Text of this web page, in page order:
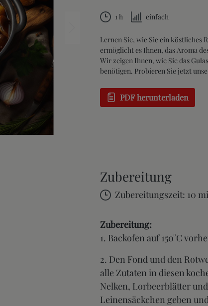
1 h einfach
Lernen Sie, wie Sie ein köstliches
ermöglicht es Ihnen, das Aroma
Wir zeigen Ihnen, wie Sie das
benötigen. Probieren Sie jetzt
PDF herunterladen
Zubereitung
Zubereitungszeit: 10
Zubereitung:
1. Backofen auf 150°C
2. Den Fond und den
alle Zutaten in diesen
Nelken, Lorbeerblätter
Leinensäckchen geben